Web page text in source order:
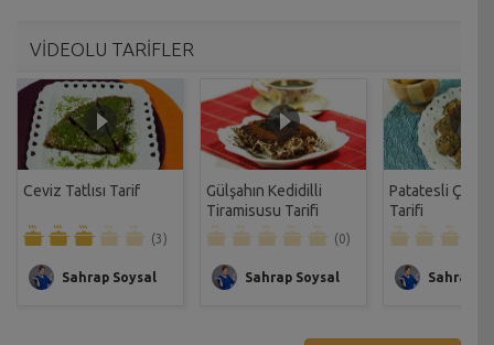
VİDEOLU TARİFLER
Ceviz Tatlısı Tarif
(3)
Sahrap Soysal
Gülşahın Kedidilli
Tiramisusu Tarifi
(0)
Sahrap Soysal
Patatesli Çıtır
Tarifi
Sahrap